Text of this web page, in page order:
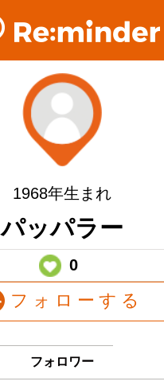
1968年生まれ
パッパラー
0
フォローする
フォロワー